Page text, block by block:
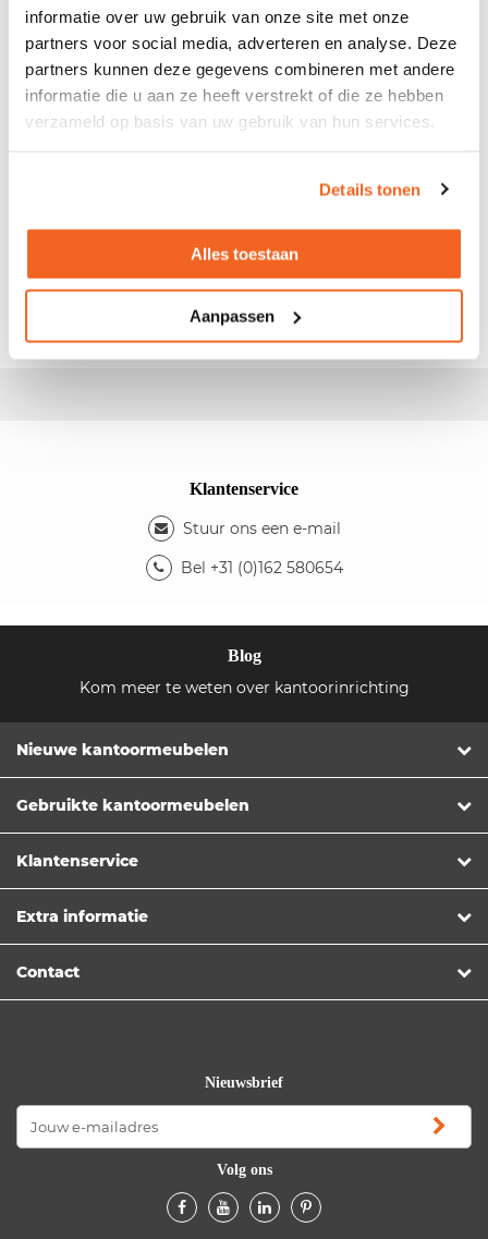
informatie over uw gebruik van onze site met onze
partners voor social media, adverteren en analyse. Deze
partners kunnen deze gegevens combineren met andere
informatie die u aan ze heeft verstrekt of die ze hebben
verzameld op basis van uw gebruik van hun services.
Details tonen
Alles toestaan
Aanpassen
Leveringin België
Voor zowelParticulieralsZakelijk
ProfessioneleBezorg- en Montageservice
Productspecificaties
- Gebruikte vergadertafel - Afm.: 280x140x75cm
(bxdxh) - Palisander blad - Type:
Klantenservice
Stuur ons een e-mail
Bel +31 (0)162 580654
Blog
Kom meer te weten over kantoorinrichting
Nieuwe kantoormeubelen
Gebruikte kantoormeubelen
Klantenservice
Extra informatie
Contact
Nieuwsbrief
Volg ons